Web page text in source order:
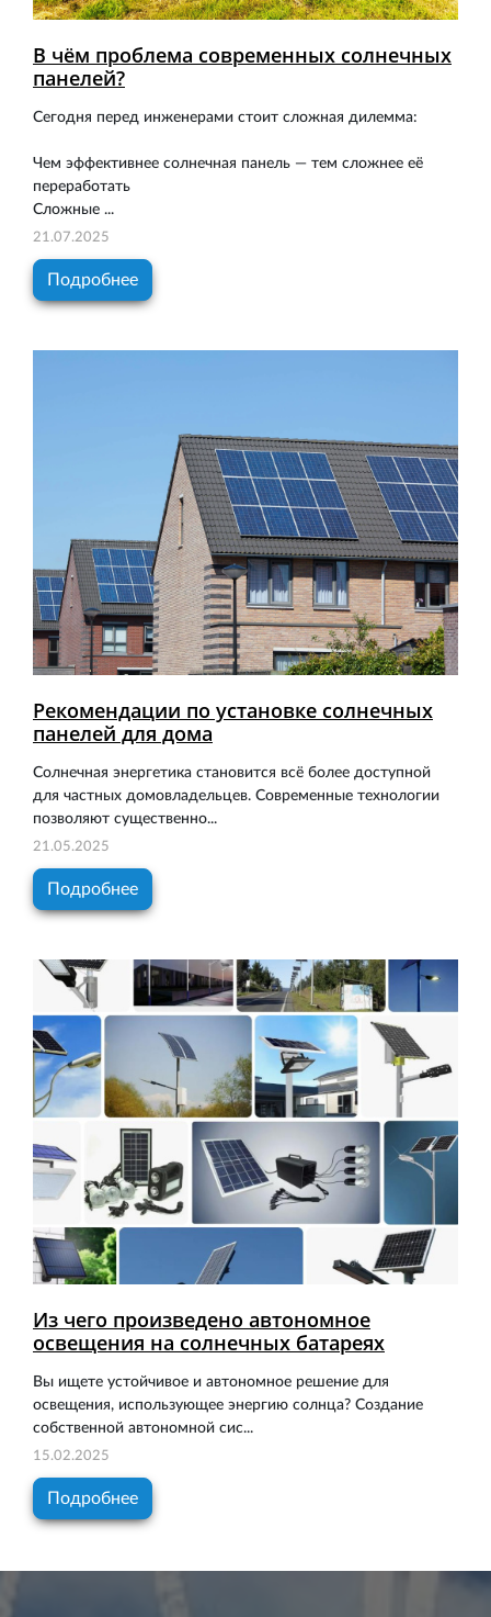
В чём проблема современных солнечных
панелей?
Сегодня перед инженерами стоит сложная дилемма:
Чем эффективнее солнечная панель — тем сложнее её
переработать
Сложные ...
21.07.2025
Подробнее
Рекомендации по установке солнечных
панелей для дома
Солнечная энергетика становится всё более доступной
для частных домовладельцев. Современные технологии
позволяют существенно...
21.05.2025
Подробнее
Из чего произведено автономное
освещения на солнечных батареях
Вы ищете устойчивое и автономное решение для
освещения, использующее энергию солнца? Создание
собственной автономной сис...
15.02.2025
Подробнее